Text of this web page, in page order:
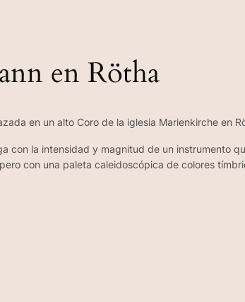
en Rötha
en un alto Coro de la iglesia Marienkirche en
con la intensidad y magnitud de un instrumento
con una paleta caleidoscópica de colores